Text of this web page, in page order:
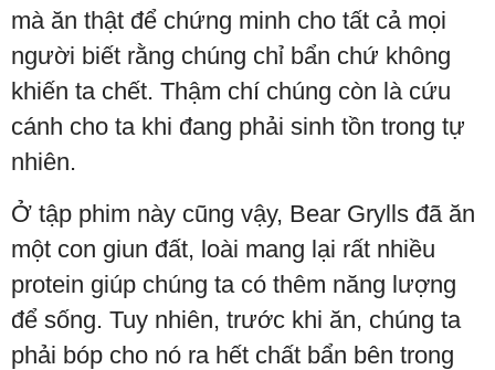
mà ăn thật để chứng minh cho tất cả mọi
người biết rằng chúng chỉ bẩn chứ không
khiến ta chết. Thậm chí chúng còn là cứu
cánh cho ta khi đang phải sinh tồn trong tự
nhiên.
Ở tập phim này cũng vậy, Bear Grylls đã ăn
một con giun đất, loài mang lại rất nhiều
protein giúp chúng ta có thêm năng lượng
để sống. Tuy nhiên, trước khi ăn, chúng ta
phải bóp cho nó ra hết chất bẩn bên trong